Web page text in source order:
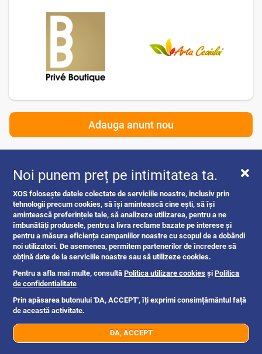
Stoc limitat Vezi magazin
Adauga anunt nou
Adauga anunt gratuit
Oferte si Reduceri
Black Friday
Intrebari si raspunsuri
Sfaturi pentru vanzatori
Termeni de utilizare
Politica utilizare cookies
Noi punem preț pe intimitatea ta.
XOS folosește datele colectate de serviciile noastre, inclusiv prin
tehnologii precum cookies, să își amintească cine ești, să își
amintească preferințele tale, să analizeze utilizarea, pentru a ne
îmbunătăți produsele, pentru a livra reclame bazate pe interese și
pentru a măsura eficiența campaniilor noastre cu scopul de a dobândi
noi utilizatori. De asemenea, permitem partenerilor de încredere să
obțină date de la serviciile noastre sau să utilizeze cookies.
Pentru a afla mai multe, consultăPolitica utilizare cookies șiPolitica
de confidentialitate
Prin apăsarea butonului 'DA, ACCEPT', îți exprimi consimțământul față
de această activitate.
DA, ACCEPT